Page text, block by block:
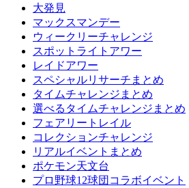
大発見
マックスマンデー
ウィークリーチャレンジ
スポットライトアワー
レイドアワー
スペシャルリサーチまとめ
タイムチャレンジまとめ
選べるタイムチャレンジまとめ
フェアリートレイル
コレクションチャレンジ
リアルイベントまとめ
ポケモン天文台
プロ野球12球団コラボイベント